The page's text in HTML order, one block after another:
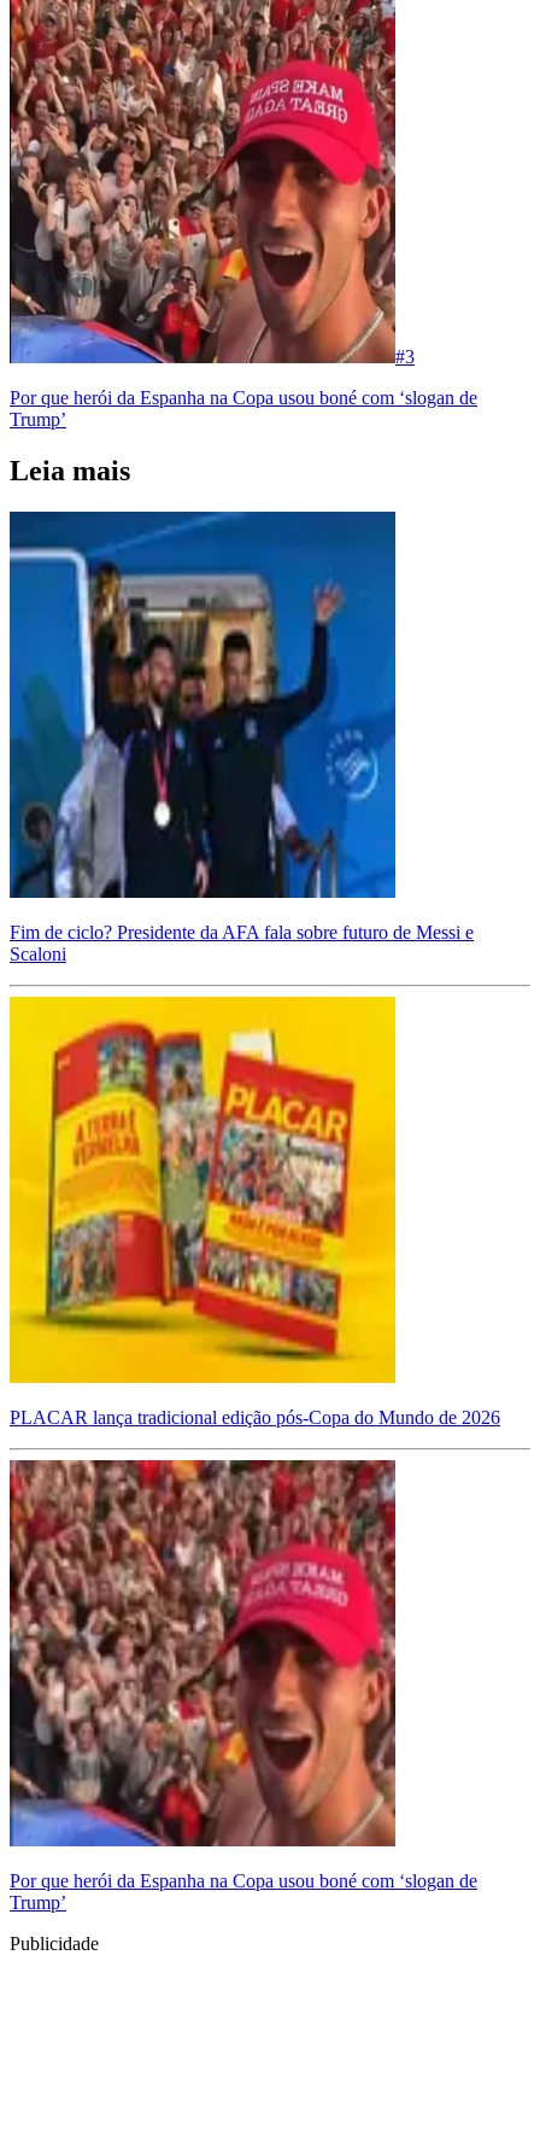
#3
Por que herói da Espanha na Copa usou boné com ‘slogan de
Trump’
Leia mais
Fim de ciclo? Presidente da AFA fala sobre futuro de Messi e
Scaloni
PLACAR lança tradicional edição pós-Copa do Mundo de 2026
Por que herói da Espanha na Copa usou boné com ‘slogan de
Trump’
Publicidade